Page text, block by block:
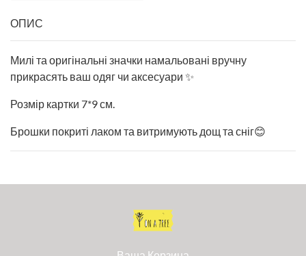
ОПИС
Милі та оригінальні значки намальовані вручну
прикрасять ваш одяг чи аксесуари ✨
Розмір картки 7*9 см.
Брошки покриті лаком та витримують дощ та сніг😊